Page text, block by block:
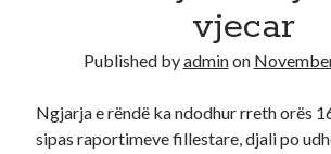
Recent Commentsvjecar
Published byadminon
Ngjarja e rëndë ka ndodhur rreth orës
sipas raportimeve fillestare, djali po